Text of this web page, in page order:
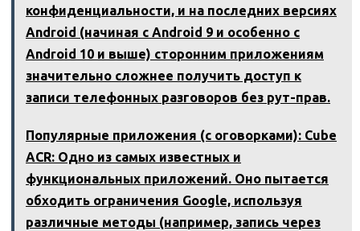
конфиденциальности, и на последних версиях
Android (начиная с Android 9 и особенно с
Android 10 и выше) сторонним приложениям
значительно сложнее получить доступ к
записи телефонных разговоров без рут-прав.
Популярные приложения (с оговорками): Cube
ACR: Одно из самых известных и
функциональных приложений. Оно пытается
обходить ограничения Google, используя
различные методы (например, запись через